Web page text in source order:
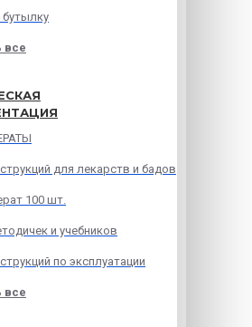
бутылку
все
для лекарств и бадов
100 шт.
и учебников
по эксплуатации
все